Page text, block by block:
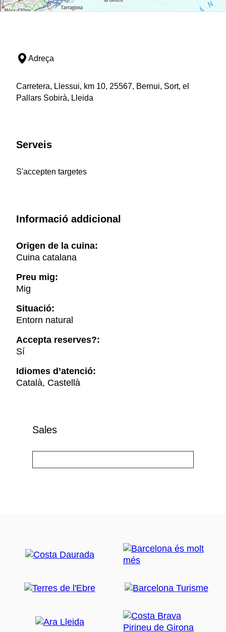
Adreça
Carretera, Llessui, km 10, 25567, Bernui, Sort, el
Pallars Sobirà, Lleida
Serveis
S'accepten targetes
Informació addicional
Origen de la cuina:
Cuina catalana
Preu mig:
Mig
Situació:
Entorn natural
Accepta reserves?:
Sí
Idiomes d’atenció:
Català, Castellà
Sales